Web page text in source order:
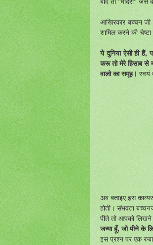
आखिरकार बच्चन जी
शामिल करने की चेष्टा
ये दुनिया ऐसी ही
करू तो मेरे हिसाब से
वालो का समूह। स्वयं
अब बताइए इस
होती। संभवता
पीते तो आपको लिखने
जन्मा हूँ, जो पीने के
इस प्रश्न पर एक